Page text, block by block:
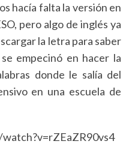
hacía falta la versión en
pero algo de inglés ya
la letra para saber
empecinó en hacer la
donde le salía del
en una escuela de